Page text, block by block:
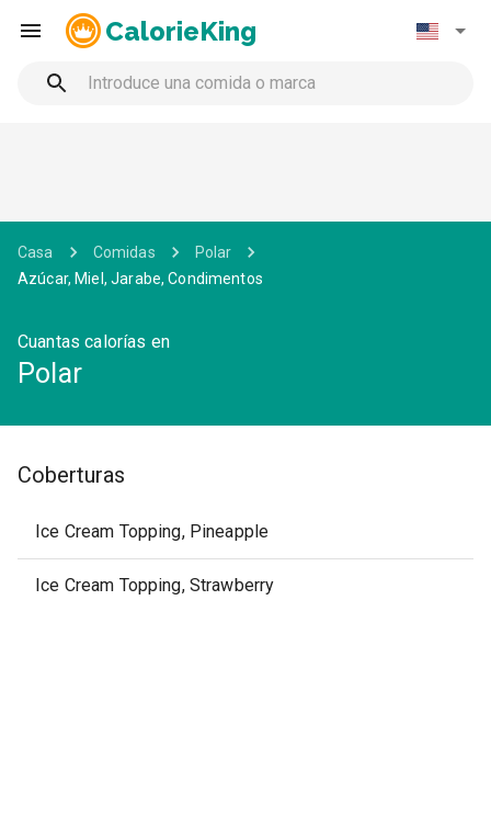
CalorieKing
Casa Comidas
Polar
Azúcar, Miel, Jarabe, Condimentos
Cuantas calorías en
Polar
Coberturas
Ice Cream Topping, Pineapple
Ice Cream Topping, Strawberry